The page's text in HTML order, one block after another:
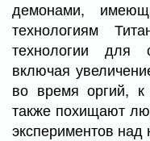
демонами,
технологиям
технологии для
включая
во время оргий,
также похищают
экспериментов над